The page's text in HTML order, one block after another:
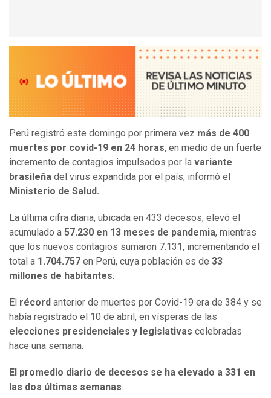
Perú registró este domingo por primera vez más de 400
muertes por covid-19 en 24 horas, en medio de un fuerte
incremento de contagios impulsados por la variante
brasileña del virus expandida por el país, informó el
Ministerio de Salud.
La última cifra diaria, ubicada en 433 decesos, elevó el
acumulado a 57.230 en 13 meses de pandemia, mientras
que los nuevos contagios sumaron 7.131, incrementando el
total a 1.704.757 en Perú, cuya población es de 33
millones de habitantes.
El récord anterior de muertes por Covid-19 era de 384 y se
había registrado el 10 de abril, en vísperas de las
elecciones presidenciales y legislativas celebradas
hace una semana.
El promedio diario de decesos se ha elevado a 331 en
las dos últimas semanas.